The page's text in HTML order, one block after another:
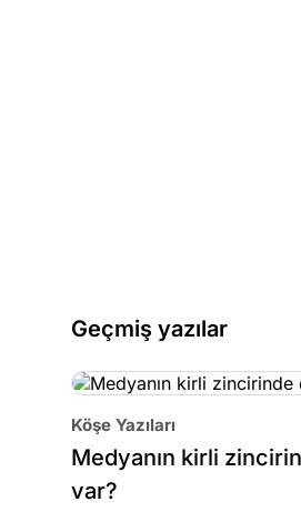
Geçmiş yazılar
Köşe Yazıları
Medyanın kirli
var?